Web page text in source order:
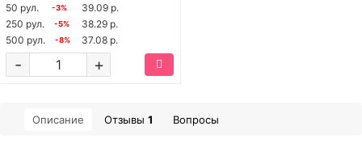
50 рул.
-3%
39.09 р.
250 рул.
-5%
38.29 р.
500 рул.
-8% 37.08 р.
+
-
Описание Отзывы 1 Вопросы